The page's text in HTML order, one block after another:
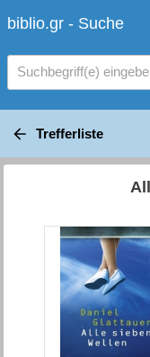
biblio.gr - Suche
Suchbegriff(e)
Trefferliste